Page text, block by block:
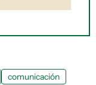
comunicación